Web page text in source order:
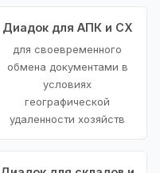
Диадок для АПК и СХ
для своевременного
обмена документами в
условиях
географической
удаленности хозяйств